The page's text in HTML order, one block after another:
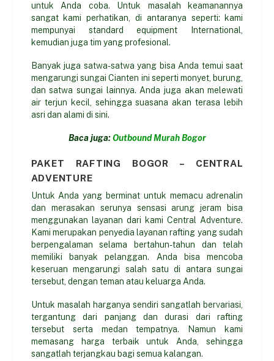
untuk Anda coba. Untuk masalah keamanannya
sangat kami perhatikan, di antaranya seperti: kami
mempunyai standard equipment International,
kemudian juga tim yang profesional.
Banyak juga satwa-satwa yang bisa Anda temui saat
mengarungi sungai Cianten ini seperti monyet, burung,
dan satwa sungai lainnya. Anda juga akan melewati
air terjun kecil, sehingga suasana akan terasa lebih
asri dan alami di sini.
Baca juga:Outbound Murah Bogor
PAKET RAFTING BOGOR – CENTRAL
ADVENTURE
Untuk Anda yang berminat untuk memacu adrenalin
dan merasakan serunya sensasi arung jeram bisa
menggunakan layanan dari kami Central Adventure.
Kami merupakan penyedia layanan rafting yang sudah
berpengalaman selama bertahun-tahun dan telah
memiliki banyak pelanggan. Anda bisa mencoba
keseruan mengarungi salah satu di antara sungai
tersebut, dengan teman atau keluarga Anda.
Untuk masalah harganya sendiri sangatlah bervariasi,
tergantung dari panjang dan durasi dari rafting
tersebut serta medan tempatnya. Namun kami
memasang harga terbaik untuk Anda, sehingga
sangatlah terjangkau bagi semua kalangan.